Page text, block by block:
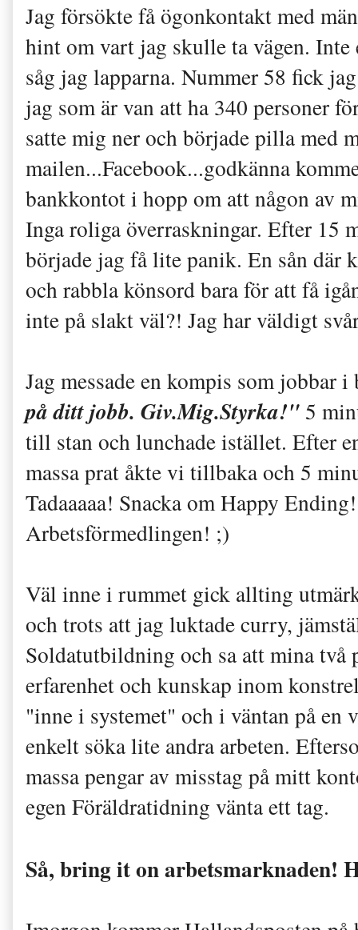
Jag försökte få ögonkontakt med
hint om vart jag skulle ta vägen.
såg jag lapparna. Nummer 58 fick
jag som är van att ha 340 personer
satte mig ner och började pilla med
mailen...Facebook...godkänna
bankkontot i hopp om att någon av
Inga roliga överraskningar. Efter 15
började jag få lite panik. En sån där
och rabbla könsord bara för att få
inte på slakt väl?! Jag har väldigt
Jag messade en kompis som jobbar
på ditt jobb. Giv.Mig.Styrka!" 5
till stan och lunchade istället. Efter
massa prat åkte vi tillbaka och 5
Tadaaaaa! Snacka om Happy
Arbetsförmedlingen! ;)
Väl inne i rummet gick allting
och trots att jag luktade curry,
Soldatutbildning och sa att mina två
erfarenhet och kunskap inom
"inne i systemet" och i väntan på en
enkelt söka lite andra arbeten.
massa pengar av misstag på mitt
egen Föräldratidning vänta ett tag.
Så, bring it on arbetsmarknaden!